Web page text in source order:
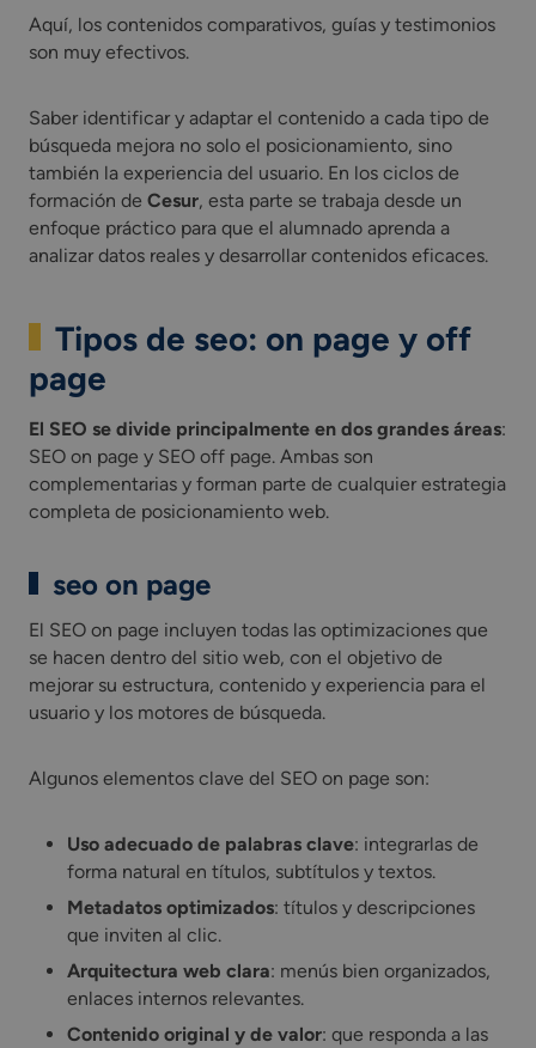
Aquí, los contenidos comparativos, guías y testimonios
son muy efectivos.
Saber identificar y adaptar el contenido a cada tipo de
búsqueda mejora no solo el posicionamiento, sino
también la experiencia del usuario. En los ciclos de
formación de Cesur, esta parte se trabaja desde un
enfoque práctico para que el alumnado aprenda a
analizar datos reales y desarrollar contenidos eficaces.
Tipos de seo: on page y off
page
El SEO se divide principalmente en dos grandes áreas:
SEO on page y SEO off page. Ambas son
complementarias y forman parte de cualquier estrategia
completa de posicionamiento web.
seo on page
El SEO on page incluyen todas las optimizaciones que
se hacen dentro del sitio web, con el objetivo de
mejorar su estructura, contenido y experiencia para el
usuario y los motores de búsqueda.
Algunos elementos clave del SEO on page son:
Uso adecuado de palabras clave: integrarlas de
forma natural en títulos, subtítulos y textos.
Metadatos optimizados: títulos y descripciones
que inviten al clic.
Arquitectura web clara: menús bien organizados,
enlaces internos relevantes.
Contenido original y de valor: que responda a las